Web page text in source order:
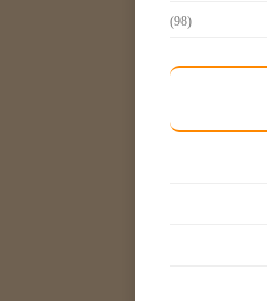
(98)